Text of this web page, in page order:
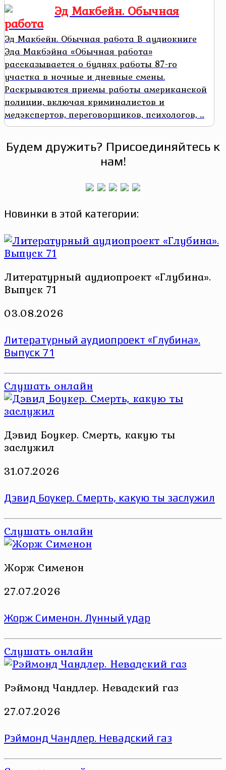
Эд Макбейн. Обычная
работа
Эд Макбейн. Обычная работа В аудиокниге
Эда Макбэйна «Обычная работа»
рассказывается о буднях работы 87-го
участка в ночные и дневные смены.
Раскрываются приемы работы американской
полиции, включая криминалистов и
медэкспертов, переговорщиков, психологов, ...
Будем дружить? Присоединяйтесь к
нам!
Новинки в этой категории:
Литературный аудиопроект «Глубина».
Выпуск 71
03.08.2026
Литературный аудиопроект «Глубина».
Выпуск 71
Слушать онлайн
Дэвид Боукер. Смерть, какую ты
заслужил
31.07.2026
Дэвид Боукер. Смерть, какую ты заслужил
Слушать онлайн
Жорж Сименон
27.07.2026
Жорж Сименон. Лунный удар
Слушать онлайн
Рэймонд Чандлер. Невадский газ
27.07.2026
Рэймонд Чандлер. Невадский газ